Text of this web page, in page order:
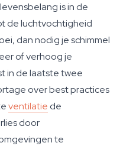
is in de
de luchtvochtigheid
dan nodig je schimmel
of verhoog je
in de laatste twee
over best practices
ventilatie de
door
te